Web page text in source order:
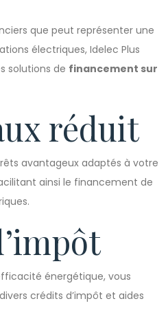
que peut représenter une
électriques, Idelec Plus
solutions de financement sur
réduit
avantageux adaptés à votre
ainsi le financement de
énergétique, vous
crédits d’impôt et aides